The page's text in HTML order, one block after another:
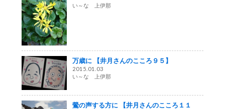
い～な 上伊那
万歳に 【井月さんのこころ９５】
2015.01.03
い～な 上伊那
鶯の声する方に 【井月さんのこころ１１